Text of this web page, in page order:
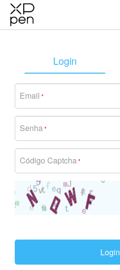
Login
Email *
Senha*
Código Captcha*
Login